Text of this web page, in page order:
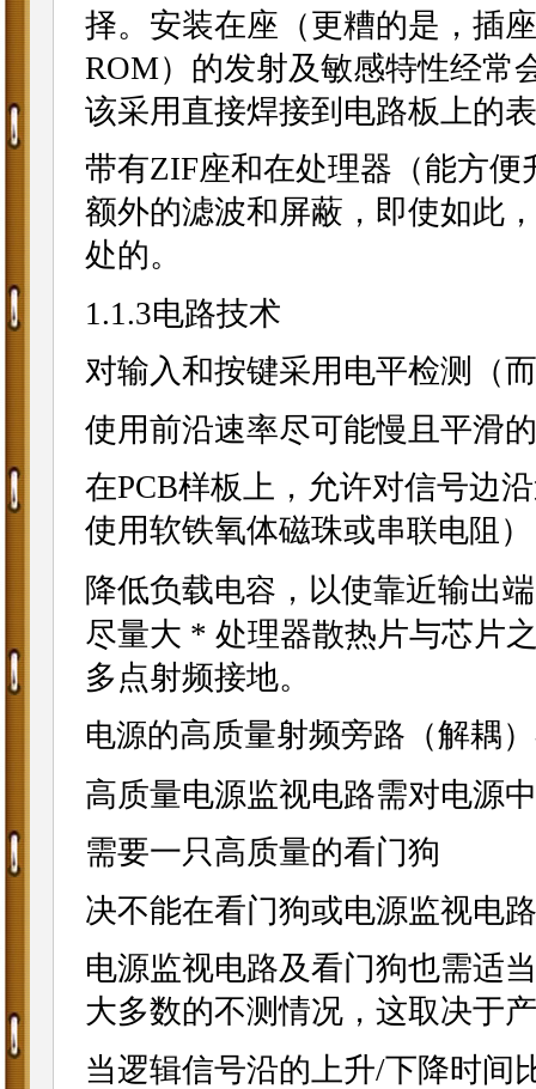
择。安装在座（更糟的是，插
ROM）的发射及敏感特性经常
该采用直接焊接到电路板上的
带有ZIF座和在处理器（能方
额外的滤波和屏蔽，即使如此
处的。
1.1.3电路技术
对输入和按键采用电平检测（
使用前沿速率尽可能慢且平滑
在PCB样板上，允许对信号边
使用软铁氧体磁珠或串联电阻 ）
降低负载电容 ，以使靠近输出
尽量大 * 处理器散热片与芯片
多点射频接地。
电源的高质量射频旁路（解耦
高质量电源监视电路需对电源
需要一只高质量的看门狗
决不能在看门狗或电源监视电
电源监视电路及看门狗也需适
大多数的不测情况，这取决于
当逻辑信号沿的上升/下降时间